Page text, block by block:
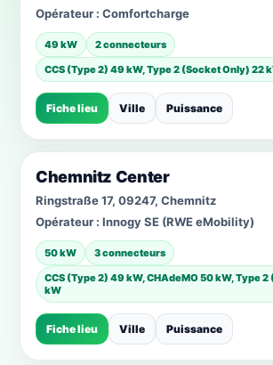
Opérateur : Comfortcharge
49 kW
2 connecteurs
CCS (Type 2) 49 kW, Type 2 (Socket Only) 22
Fiche lieu Ville Puissance
Chemnitz Center
Ringstraße 17, 09247, Chemnitz
Opérateur : Innogy SE (RWE eMobility)
50 kW
3 connecteurs
CCS (Type 2) 49 kW, CHAdeMO 50 kW, Type
kW
Fiche lieu Ville Puissance